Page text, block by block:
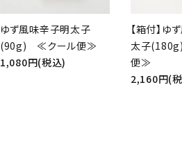
ゆず風味辛子明太子
(90g) ≪クール便≫
1,080円(税込)
【箱付】ゆ
太子
便≫
2,160円(